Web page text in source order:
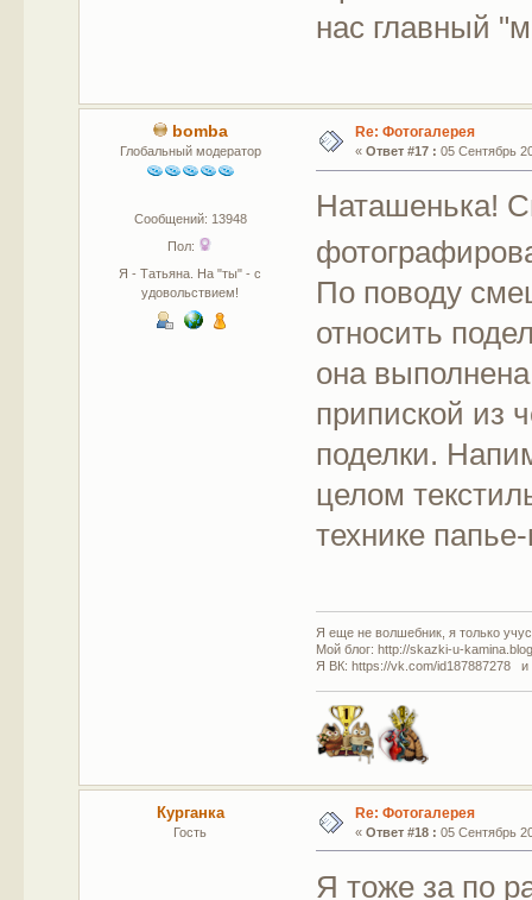
нас главный
bomba
Глобальный модератор
Сообщений: 13948
Пол:
Я - Татьяна. На "ты" - с
удовольствием!
Re: Фотогалерея
« Ответ #17 : 05 Сентябрь
Наташенька!
По поводу
относить
она
припиской из
поделки.
целом
технике
Я еще не волшебник, я только
Мой блог: http://skazki-u-
Я ВК: https://vk.com/id187887278 и
Курганка
Гость
Re: Фотогалерея
« Ответ #18 : 05 Сентябрь
Я тоже за по